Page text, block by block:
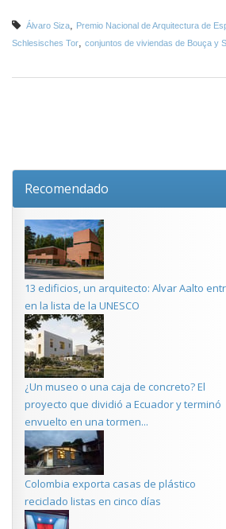
Álvaro Siza Premio Nacional de Arquitectura de
Schlesisches Tor
conjuntos de viviendas de Bouça y
Recomendado
13 edificios, un arquitecto: Alvar Aalto
en la lista de la UNESCO
¿Un museo o una caja de concreto? El
proyecto que dividió a Ecuador y terminó
envuelto en una tormen...
Colombia exporta casas de plástico
reciclado listas en cinco días